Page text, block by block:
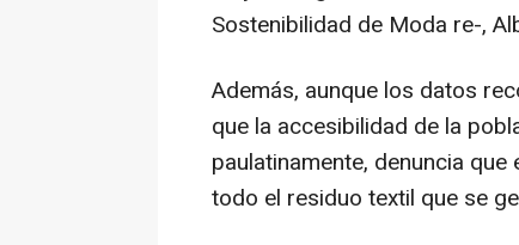
Sostenibilidad de Moda re-,
Además, aunque los datos
que la accesibilidad de la
paulatinamente, denuncia
todo el residuo textil que se